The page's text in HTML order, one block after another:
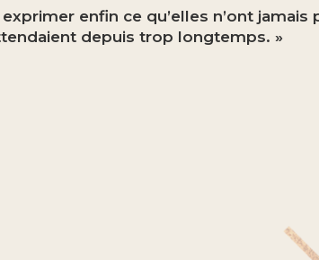
enfin ce qu’elles n’ont jamais
depuis trop longtemps. »